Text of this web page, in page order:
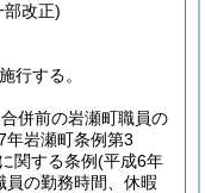
改正)
行する。
併前の岩瀬町職員の
年岩瀬町条例第3
関する条例(平成6年
員の勤務時間、休暇